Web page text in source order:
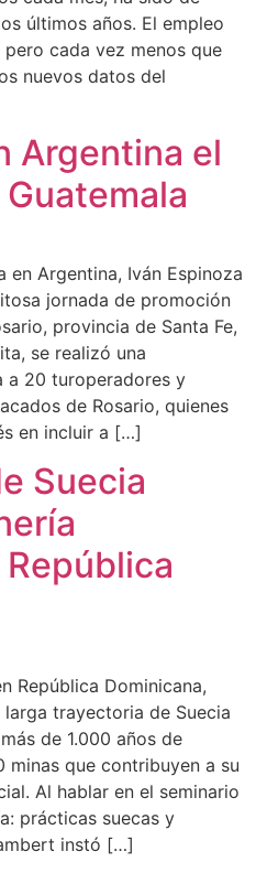
últimos años. El empleo
cada vez menos que
nuevos datos del
Argentina el
en Argentina, Iván Espinoza
jornada de promoción
provincia de Santa Fe,
se realizó una
a 20 turoperadores y
de Rosario, quienes
en incluir a […]
Suecia
República Dominicana,
trayectoria de Suecia
de 1.000 años de
minas que contribuyen a su
Al hablar en el seminario
prácticas suecas y
instó […]